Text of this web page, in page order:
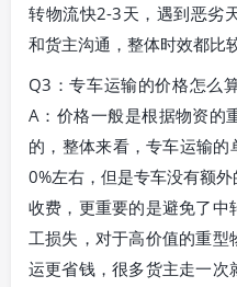
转物流快2-3天，遇到恶劣
和货主沟通，整体时效都比
Q3：专车运输的价格怎么
A：价格一般是根据物资的
的，整体来看，专车运输
0%左右，但是专车没有额
收费，更重要的是避免了
工损失，对于高价值的重
运更省钱，很多货主走一次